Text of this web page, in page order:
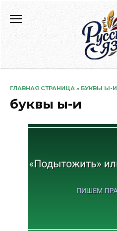
содержанию
ГЛАВНАЯ СТРАНИЦА » БУКВЫ Ы-И
буквы ы-и